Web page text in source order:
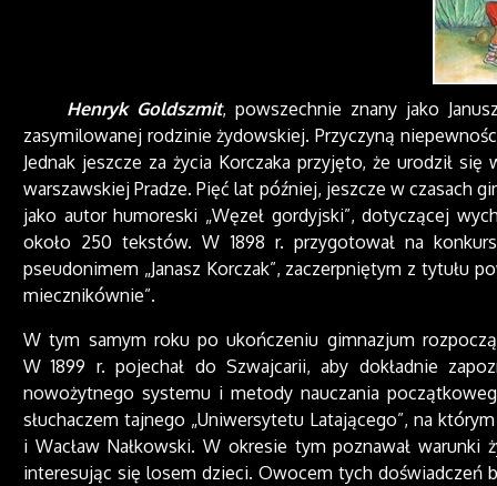
Henryk Goldszmit, powszechnie znany jako
zasymilowanej rodzinie żydowskiej. Przyczyną
Jednak jeszcze za życia Korczaka przyjęto, że urodził
warszawskiej Pradze. Pięć lat później, jeszcze w czasach
jako autor humoreski „Węzeł gordyjski”, dotyczącej
około 250 tekstów. W 1898 r. przygotował na
pseudonimem „Janasz Korczak”, zaczerpniętym z tytułu
miecznikównie”.
W tym samym roku po ukończeniu gimnazjum
W 1899 r. pojechał do Szwajcarii, aby dokładnie
nowożytnego systemu i metody nauczania
słuchaczem tajnego „Uniwersytetu Latającego”, na
i Wacław Nałkowski. W okresie tym poznawał
interesując się losem dzieci. Owocem tych doświadczeń